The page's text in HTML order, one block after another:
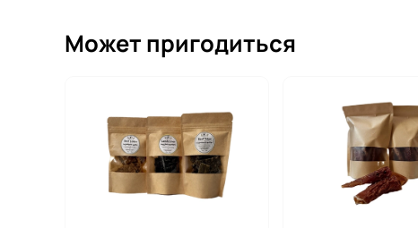
Может пригодиться